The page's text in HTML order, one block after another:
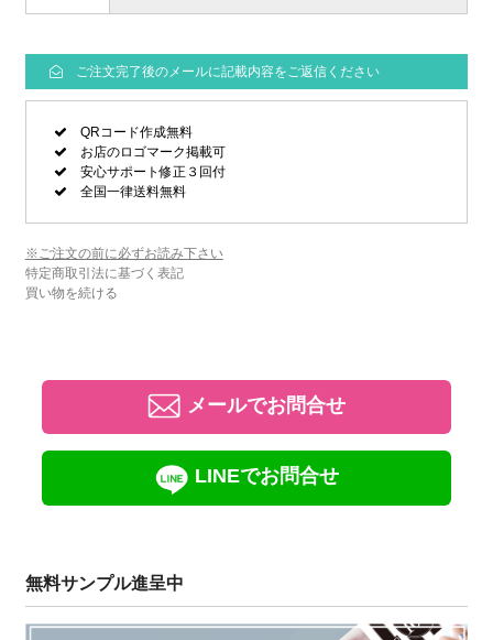
ご注文完了後のメールに記載内容をご返信ください
QRコード作成無料
お店のロゴマーク掲載可
安心サポート修正３回付
全国一律送料無料
※ご注文の前に必ずお読み下さい
特定商取引法に基づく表記
買い物を続ける
メールでお問合せ
LINEでお問合せ
無料サンプル進呈中